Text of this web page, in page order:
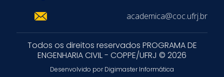
academica@coc.ufrj.br
Todos os direitos reservados PROGRAMA DE
ENGENHARIA CIVIL - COPPE/UFRJ © 2026
Desenvolvido por Digimaster Informática